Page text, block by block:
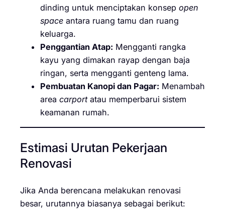
dinding untuk menciptakan konsep open
space antara ruang tamu dan ruang
keluarga.
Penggantian Atap: Mengganti rangka
kayu yang dimakan rayap dengan baja
ringan, serta mengganti genteng lama.
Pembuatan Kanopi dan Pagar: Menambah
area carportatau memperbarui sistem
keamanan rumah.
Estimasi Urutan Pekerjaan
Renovasi
Jika Anda berencana melakukan renovasi
besar, urutannya biasanya sebagai berikut: